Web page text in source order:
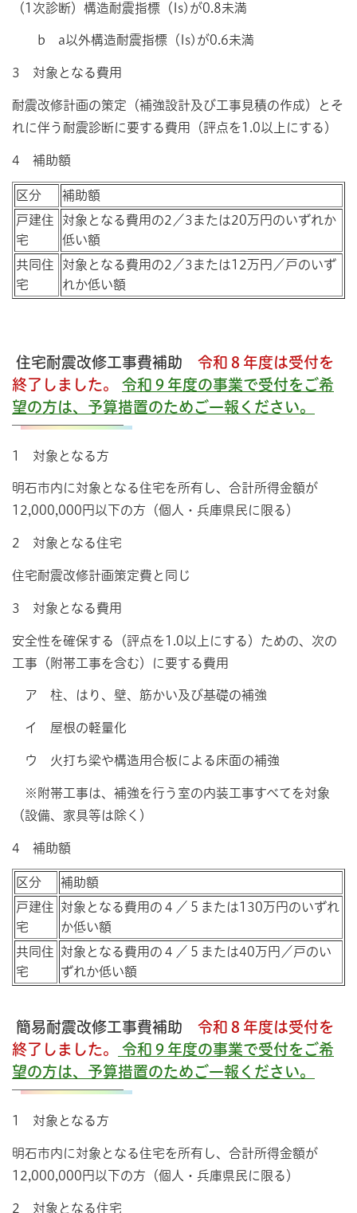
（1次診断）構造耐震指標（Is)が0.8未満
b a以外構造耐震指標（Is)が0.6未満
3 対象となる費用
耐震改修計画の策定（補強設計及び工事見積の作成）とそ
れに伴う耐震診断に要する費用（評点を1.0以上にする）
4 補助額
区分
補助額
戸建住
宅
対象となる費用の2／3または20万円のいずれか
低い額
共同住
宅
対象となる費用の2／3または12万円／戸のいず
れか低い額
住宅耐震改修工事費補助 令和８年度は受付を
終了しました。 令和９年度の事業で受付をご希
望の方は、予算措置のためご一報ください。
1 対象となる方
明石市内に対象となる住宅を所有し、合計所得金額が
12,000,000円以下の方（個人・兵庫県民に限る）
2 対象となる住宅
住宅耐震改修計画策定費と同じ
3 対象となる費用
安全性を確保する（評点を1.0以上にする）ための、次の
工事（附帯工事を含む）に要する費用
ア 柱、はり、壁、筋かい及び基礎の補強
イ 屋根の軽量化
ウ 火打ち梁や構造用合板による床面の補強
※附帯工事は、補強を行う室の内装工事すべてを対象
（設備、家具等は除く）
4 補助額
区分
補助額
戸建住
宅
対象となる費用の４／５または130万円のいずれ
か低い額
共同住
宅
対象となる費用の４／５または40万円／戸のい
ずれか低い額
簡易耐震改修工事費補助 令和８年度は受付を
終了しました。
令和９年度の事業で受付をご希
望の方は、予算措置のためご一報ください。
1 対象となる方
明石市内に対象となる住宅を所有し、合計所得金額が
12,000,000円以下の方（個人・兵庫県民に限る）
2 対象となる住宅